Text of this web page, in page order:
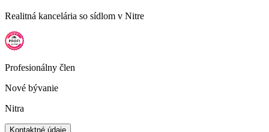
Realitná kancelária so sídlom v Nitre
Profesionálny člen
Nové bývanie
Nitra
Kontaktné údaje